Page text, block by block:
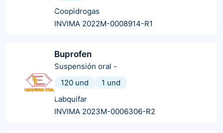
Coopidrogas
INVIMA 2022M-0008914-R1
Buprofen
Suspensión oral -
120 und
1 und
Labquifar
INVIMA 2023M-0006306-R2